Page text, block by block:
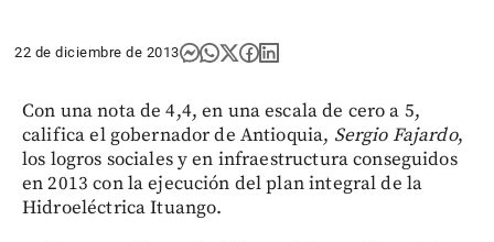
22 de diciembre de 2013
Con una nota de 4,4, en una escala de cero a 5,
califica el gobernador de Antioquia, Sergio Fajardo,
los logros sociales y en infraestructura conseguidos
en 2013 con la ejecución del plan integral de la
Hidroeléctrica Ituango.